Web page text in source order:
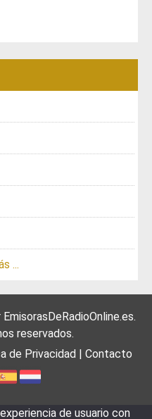
...
EmisorasDeRadioOnline.es.
reservados.
de Privacidad | Contacto
de usuario con